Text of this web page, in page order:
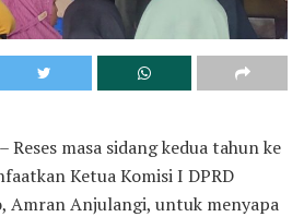
– Reses masa sidang kedua tahun ke
Ketua Komisi I DPRD
Amran Anjulangi, untuk menyapa